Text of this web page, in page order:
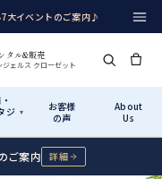
大イベントのご案内♪
タル&販売
ェルス クローゼット
ジ ▾
お客様
の声
About
Us
アイテムから探す
シーンから探す
ご利用ガイド
実店舗・写真スタジオ
ご案内 詳細